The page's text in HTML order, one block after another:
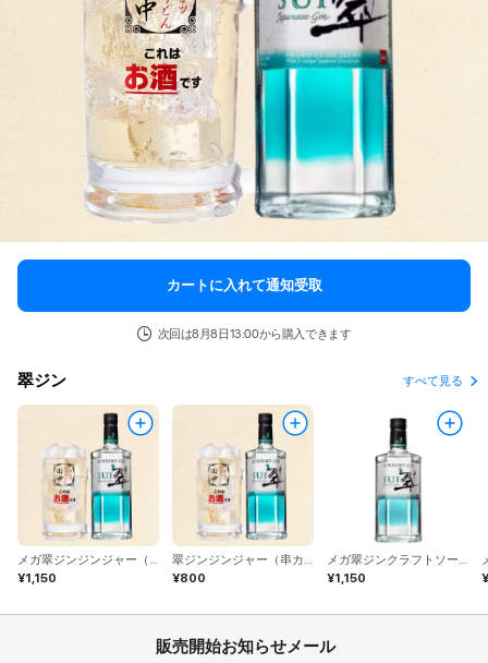
カートに入れて通知受取
次回は8月8日13:00から購入できます
翠ジン すべて見る
メガ翠ジンジンジャー（串カツ田中）
¥1,150
翠ジンジンジャー（串カツ田中）
¥800
メガ翠ジンクラフトソーダ（串カツ田中）
¥1,150
販売開始お知らせメール